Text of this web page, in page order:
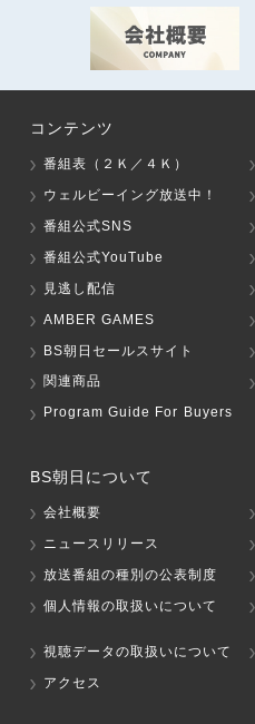
コンテンツ
番組表（２Ｋ／４Ｋ）
ウェルビーイング放送中！
番組公式SNS
番組公式YouTube
見逃し配信
AMBER GAMES
BS朝日セールスサイト
関連商品
Program Guide For Buyers
BS朝日について
会社概要
ニュースリリース
放送番組の種別の公表制度
個人情報の取扱いについて
視聴データの取扱いについて
アクセス